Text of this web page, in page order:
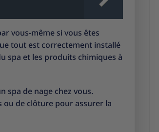
vous-même si vous êtes
tout est correctement installé
spa et les produits chimiques à
spa de nage chez vous.
ou de clôture pour assurer la